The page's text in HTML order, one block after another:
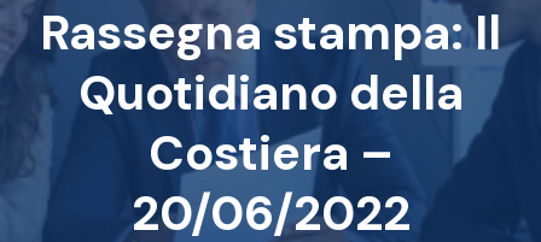
Rassegna stampa: Il
Quotidiano della
Costiera –
20/06/2022